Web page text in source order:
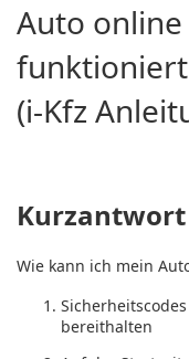
Hessen
Mecklenburg-
Vorpommern
Niedersachsen
Nordrhein-
Rheinland-
Schleswig-
Auto
(i-Kfz
Kurzantwort
Wie kann ich mein
bereithalten